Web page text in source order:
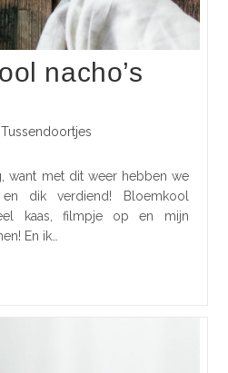
nacho’s
Tussendoortjes
want met dit weer hebben we
dik verdiend! Bloemkool
kaas, filmpje op en mijn
En ik…